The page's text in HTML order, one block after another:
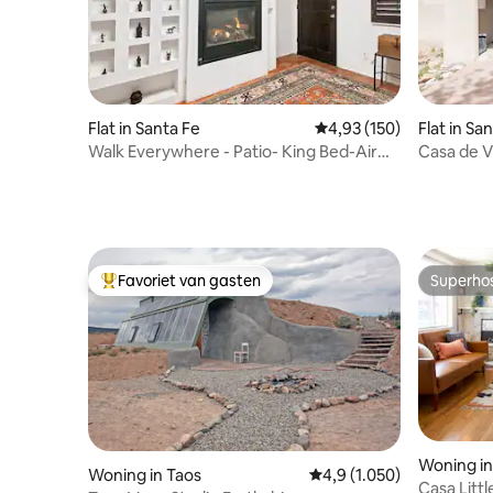
Flat in Santa Fe Gemiddelde
4,93 (150)
Walk Everywhere - Patio- King Bed-Air
Flat in
Casa de
Topfavoriet van gasten
Favoriet van gasten
Woning in Taos Gemiddelde
4,9 (1.050)
Woning
Casa